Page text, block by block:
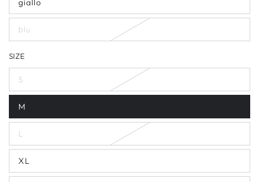
giallo
blu
SIZE
S
M
L
XL